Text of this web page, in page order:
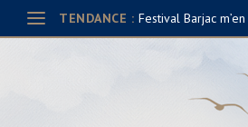
TENDANCE : Festival Barjac